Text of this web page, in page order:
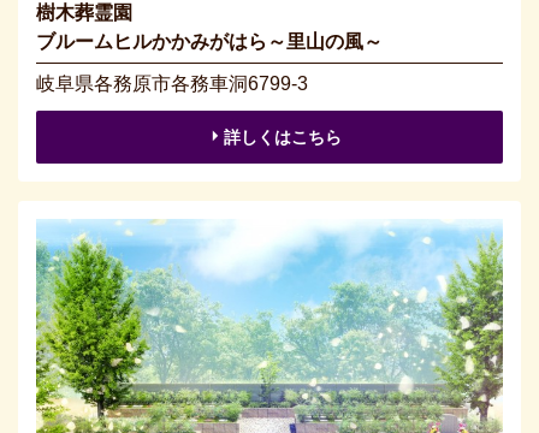
樹木葬霊園
ブルームヒルかかみがはら～里山の風～
岐阜県各務原市各務車洞6799-3
詳しくはこちら